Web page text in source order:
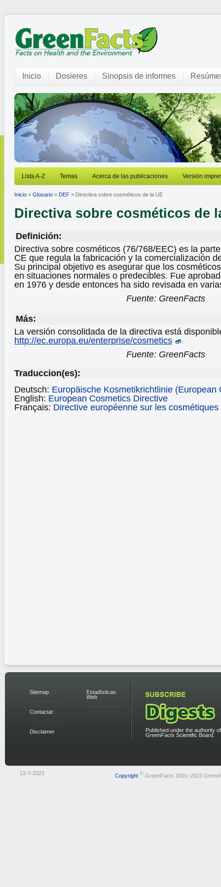
Inicio Dosieres Sinopsis de informes
Lista A-Z Temas Acerca de las publicaciones Versión
Inicio » Glosario » DEF » Directiva sobre cosméticos de la UE
Directiva sobre cosméticos de
Definición:
Directiva sobre cosméticos (76/768/EEC) es la
CE que regula la fabricación y la comercialización
Su principal objetivo es asegurar que los
en situaciones normales o predecibles. Fue
en 1976 y desde entonces ha sido revisada en
Fuente: GreenFacts
Más:
La versión consolidada de la directiva está
http://ec.europa.eu/enterprise/cosmetics
Fuente: GreenFacts
Traduccion(es):
Deutsch: Europäische Kosmetikrichtlinie (European
English: European Cosmetics Directive
Français: Directive européenne sur les cosmétiques
Sitemap
Contactar
Disclaimer
Estadísticas
Web
Published under the authority
GreenFacts Scientific Board.
13-7-2023 Copyright ©GreenFacts 2001–2023